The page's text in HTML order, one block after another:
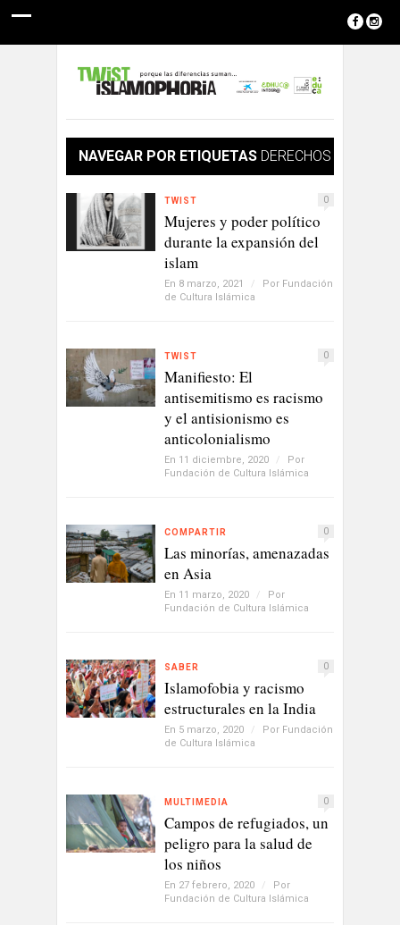
NAVEGAR POR ETIQUETAS DERECHOS
TWIST 0
Mujeres y poder político
durante la expansión del
islam
En 8 marzo, 2021 / Por Fundación
de Cultura Islámica
TWIST 0
Manifiesto: El
antisemitismo es racismo
y el antisionismo es
anticolonialismo
En 11 diciembre, 2020 /
Por
Fundación de Cultura Islámica
COMPARTIR 0
Las minorías, amenazadas
en Asia
En 11 marzo, 2020 /
Por
Fundación de Cultura Islámica
SABER 0
Islamofobia y racismo
estructurales en la India
En 5 marzo, 2020 / Por Fundación
de Cultura Islámica
MULTIMEDIA 0
Campos de refugiados, un
peligro para la salud de
los niños
En 27 febrero, 2020 /
Por
Fundación de Cultura Islámica